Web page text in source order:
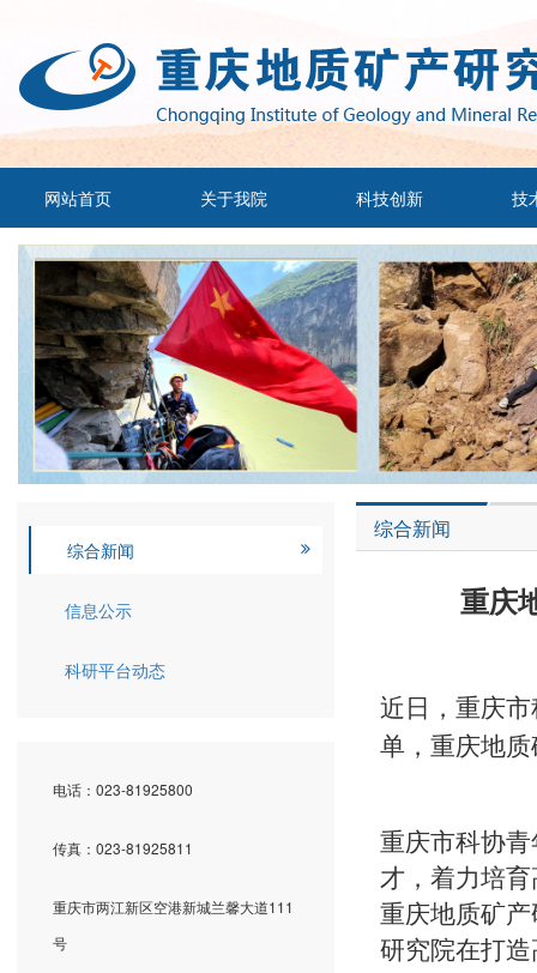
网站首页 关于我院 科技创新 技
综合新闻
信息公示
科研平台动态
电话：023-81925800
传真：023-81925811
重庆市两江新区空港新城兰馨大道111
号
综合新闻
重庆
近日，重庆
单， 重庆地
重庆市科协
才，着力培
重庆地质矿
研究院在打造